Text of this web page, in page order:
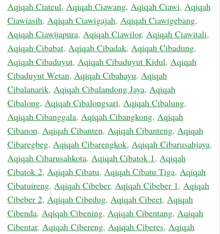
Aqiqah Ciateul, Aqiqah Ciawang, Aqiqah Ciawi, Aqiqah
Ciawiasih, Aqiqah Ciawigajah, Aqiqah Ciawigebang,
Aqiqah Ciawijapura, Aqiqah Ciawilor, Aqiqah Ciawitali,
Aqiqah Cibabat, Aqiqah Cibadak, Aqiqah Cibadung,
Aqiqah Cibaduyut, Aqiqah Cibaduyut Kidul, Aqiqah
Cibaduyut Wetan, Aqiqah Cibahayu, Aqiqah
Cibalanarik, Aqiqah Cibalandong Jaya, Aqiqah
Cibalong, Aqiqah Cibalongsari, Aqiqah Cibalung,
Aqiqah Cibanggala, Aqiqah Cibangkong, Aqiqah
Cibanon, Aqiqah Cibanten, Aqiqah Cibanteng, Aqiqah
Cibaregbeg, Aqiqah Cibarengkok, Aqiqah Cibarusahjaya,
Aqiqah Cibarusahkota, Aqiqah Cibatok 1, Aqiqah
Cibatok 2, Aqiqah Cibatu, Aqiqah Cibatu Tiga, Aqiqah
Cibatuireng, Aqiqah Cibeber, Aqiqah Cibeber 1, Aqiqah
Cibeber 2, Aqiqah Cibedug, Aqiqah Cibeet, Aqiqah
Cibenda, Aqiqah Cibening, Aqiqah Cibentang, Aqiqah
Cibentar, Aqiqah Cibereng, Aqiqah Ciberes, Aqiqah